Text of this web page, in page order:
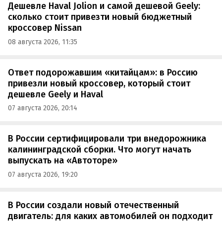
Дешевле Haval Jolion и самой дешевой Geely:
сколько стоит привезти новый бюджетный
кроссовер Nissan
08 августа 2026, 11:35
Ответ подорожавшим «китайцам»: в Россию
привезли новый кроссовер, который стоит
дешевле Geely и Haval
07 августа 2026, 20:14
В России сертифицировали три внедорожника
калининградской сборки. Что могут начать
выпускать на «Автоторе»
07 августа 2026, 19:20
В России создали новый отечественный
двигатель: для каких автомобилей он подходит